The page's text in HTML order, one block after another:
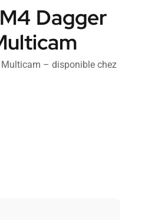
Dagger
Multicam – disponible chez